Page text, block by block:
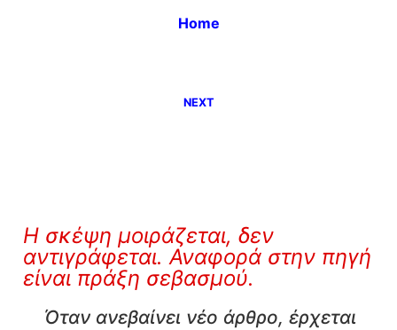
Home
NEXT
Η σκέψη μοιράζεται, δεν
αντιγράφεται. Αναφορά στην πηγή
είναι πράξη σεβασμού.
Όταν ανεβαίνει νέο άρθρο, έρχεται